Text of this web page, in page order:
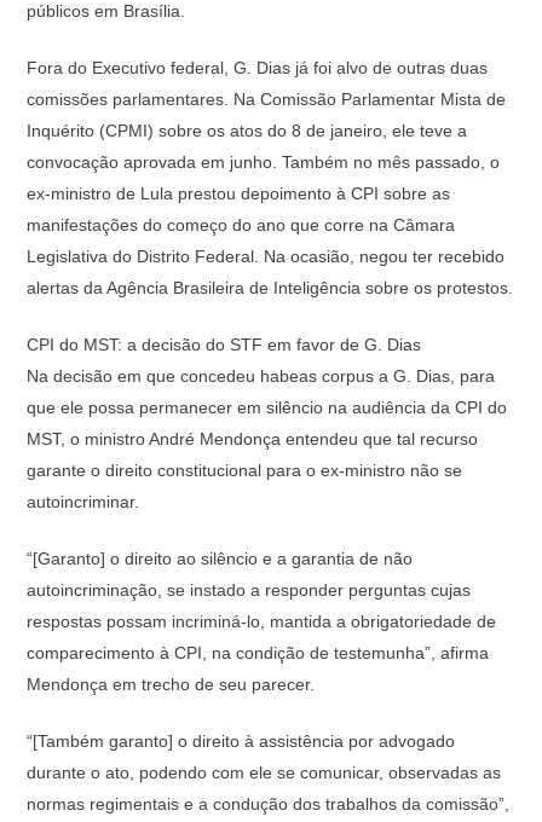
públicos em Brasília.
Fora do Executivo federal, G. Dias já foi alvo de outras duas
comissões parlamentares. Na Comissão Parlamentar Mista de
Inquérito (CPMI) sobre os atos do 8 de janeiro, ele teve a
convocação aprovada em junho. Também no mês passado, o
ex-ministro de Lula prestou depoimento à CPI sobre as
manifestações do começo do ano que corre na Câmara
Legislativa do Distrito Federal. Na ocasião, negou ter recebido
alertas da Agência Brasileira de Inteligência sobre os protestos.
CPI do MST: a decisão do STF em favor de G. Dias
Na decisão em que concedeu habeas corpus a G. Dias, para
que ele possa permanecer em silêncio na audiência da CPI do
MST, o ministro André Mendonça entendeu que tal recurso
garante o direito constitucional para o ex-ministro não se
autoincriminar.
“[Garanto] o direito ao silêncio e a garantia de não
autoincriminação, se instado a responder perguntas cujas
respostas possam incriminá-lo, mantida a obrigatoriedade de
comparecimento à CPI, na condição de testemunha”, afirma
Mendonça em trecho de seu parecer.
“[Também garanto] o direito à assistência por advogado
durante o ato, podendo com ele se comunicar, observadas as
normas regimentais e a condução dos trabalhos da comissão”,